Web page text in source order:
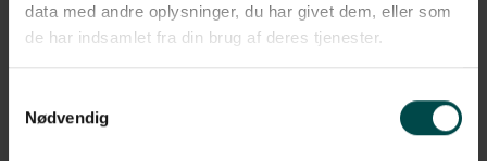
data med andre oplysninger, du har givet dem, eller som
de har indsamlet fra din brug af deres tjenester.
Nødvendig
Beskrivelse
En pakketape med tryk er en effektiv og billig måde at profilere
din virksomhed på. Vi kan lave en pakketape for dig med op til 4